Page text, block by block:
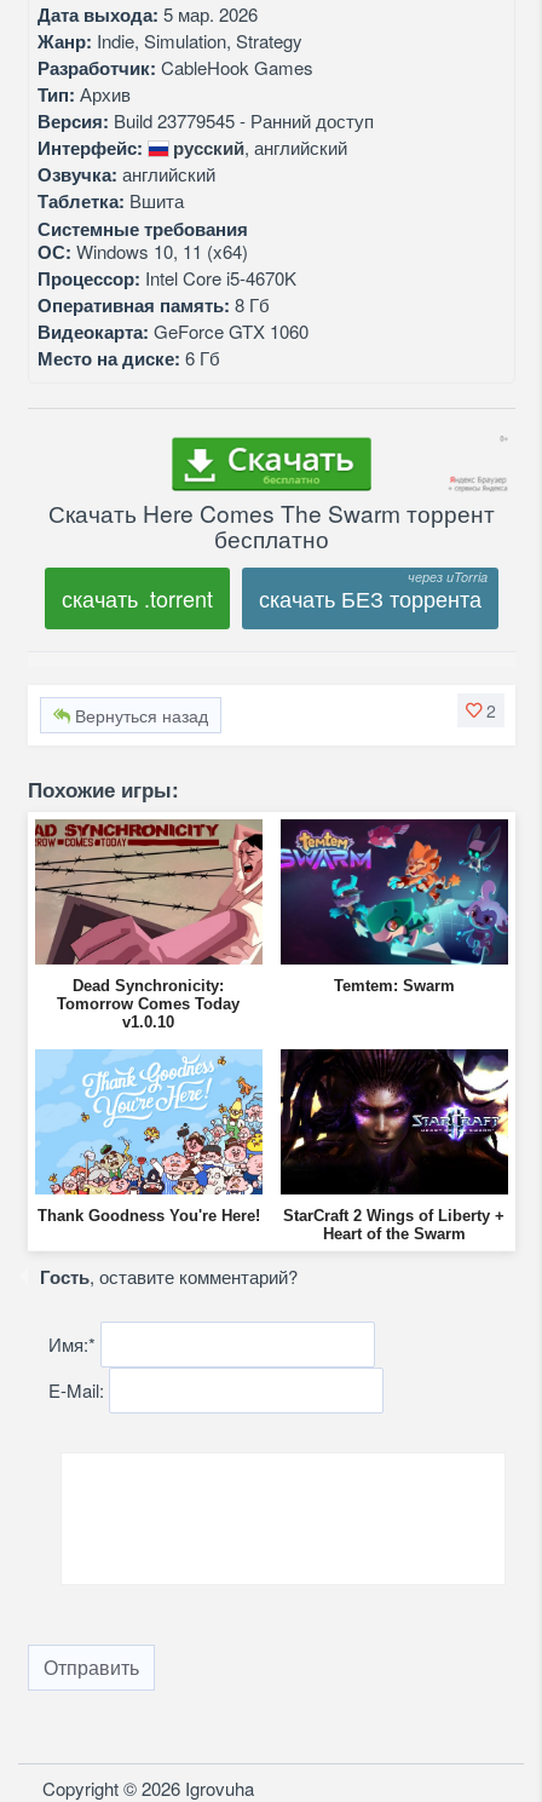
Дата выхода: 5 мар. 2026
Жанр: Indie, Simulation, Strategy
Разработчик: CableHook Games
Тип: Архив
Версия: Build 23779545 - Ранний доступ
Интерфейс: русский, английский
Озвучка: английский
Таблетка: Вшита
Системные требования
ОС: Windows 10, 11 (x64)
Процессор: Intel Core i5-4670K
Оперативная память: 8 Гб
Видеокарта: GeForce GTX 1060
Место на диске: 6 Гб
Скачать Here Comes The Swarm торрент
бесплатно
скачать .torrent скачать БЕЗ торрента
2
Вернуться назад
Похожие игры:
Dead Synchronicity:
Tomorrow Comes Today
v1.0.10
Temtem: Swarm
Thank Goodness You're Here!
StarCraft 2 Wings of Liberty +
Heart of the Swarm
Гость, оставите комментарий?
Имя:*
E-Mail:
Отправить
Copyright © 2026 Igrovuha